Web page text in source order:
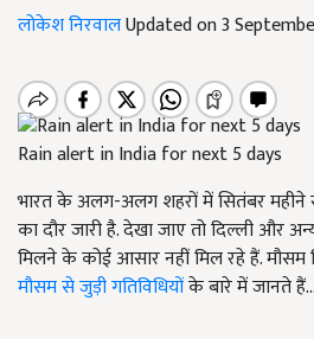
लोकेश निरवालUpdated on 3
Rain alert in India for next 5 days
भारत के अलग-अलग शहरों में सितंबर महीने
का दौर जारी है. देखा जाए तो दिल्ली और
मिलने के कोई आसार नहीं मिल रहे हैं.
मौसम से जुड़ी गतिविधियोंके बारे में जानते हैं...